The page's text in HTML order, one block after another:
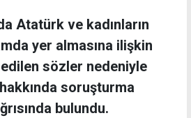
Atatürk ve kadınların
yer almasına ilişkin
sözler nedeniyle
soruşturma
bulundu.